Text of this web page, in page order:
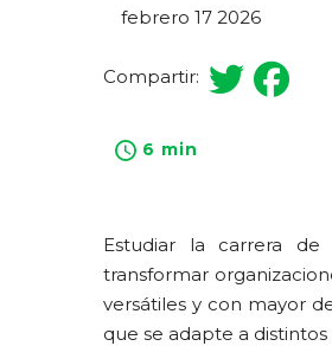
febrero 17 2026
Compartir:
6 min
Estudiar la carrera de
transformar
versátiles y con mayor
que se adapte a